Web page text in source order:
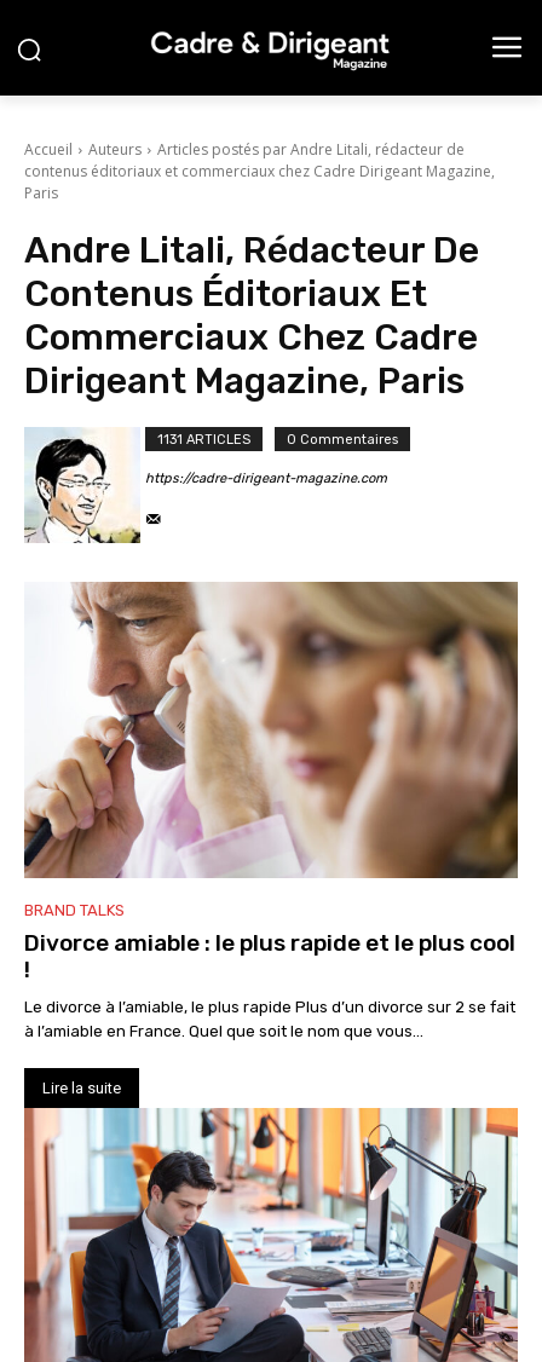
Accueil Auteurs
Articles postés par Andre Litali, rédacteur de
contenus éditoriaux et commerciaux chez Cadre Dirigeant Magazine,
Paris
Andre Litali, Rédacteur De
Contenus Éditoriaux Et
Commerciaux Chez Cadre
Dirigeant Magazine, Paris
1131 ARTICLES 0 Commentaires
https://cadre-dirigeant-magazine.com
BRAND TALKS
Divorce amiable : le plus rapide et le plus cool
!
Le divorce à l’amiable, le plus rapide Plus d’un divorce sur 2 se fait
à l’amiable en France. Quel que soit le nom que vous...
Lire la suite